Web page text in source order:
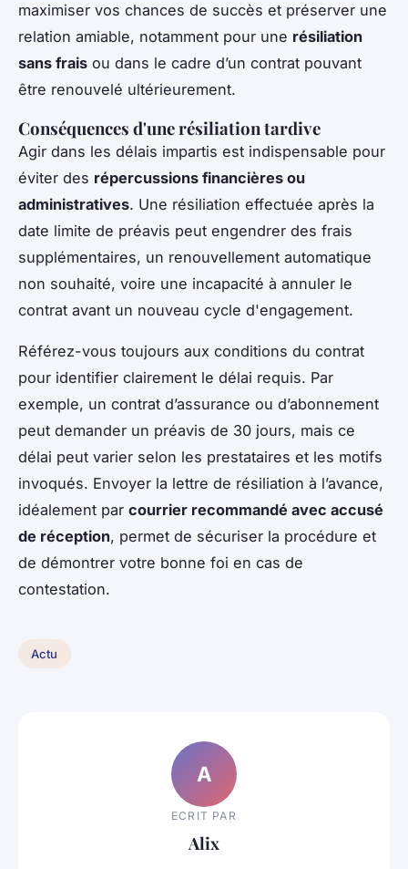
maximiser vos chances de succès et préserver une
relation amiable, notamment pour une résiliation
sans frais ou dans le cadre d’un contrat pouvant
être renouvelé ultérieurement.
Conséquences d'une résiliation tardive
Agir dans les délais impartis est indispensable pour
éviter des répercussions financières ou
administratives. Une résiliation effectuée après la
date limite de préavis peut engendrer des frais
supplémentaires, un renouvellement automatique
non souhaité, voire une incapacité à annuler le
contrat avant un nouveau cycle d'engagement.
Référez-vous toujours aux conditions du contrat
pour identifier clairement le délai requis. Par
exemple, un contrat d’assurance ou d’abonnement
peut demander un préavis de 30 jours, mais ce
délai peut varier selon les prestataires et les motifs
invoqués. Envoyer la lettre de résiliation à l’avance,
idéalement par courrier recommandé avec accusé
de réception, permet de sécuriser la procédure et
de démontrer votre bonne foi en cas de
contestation.
Actu
A
ECRIT PAR
Alix